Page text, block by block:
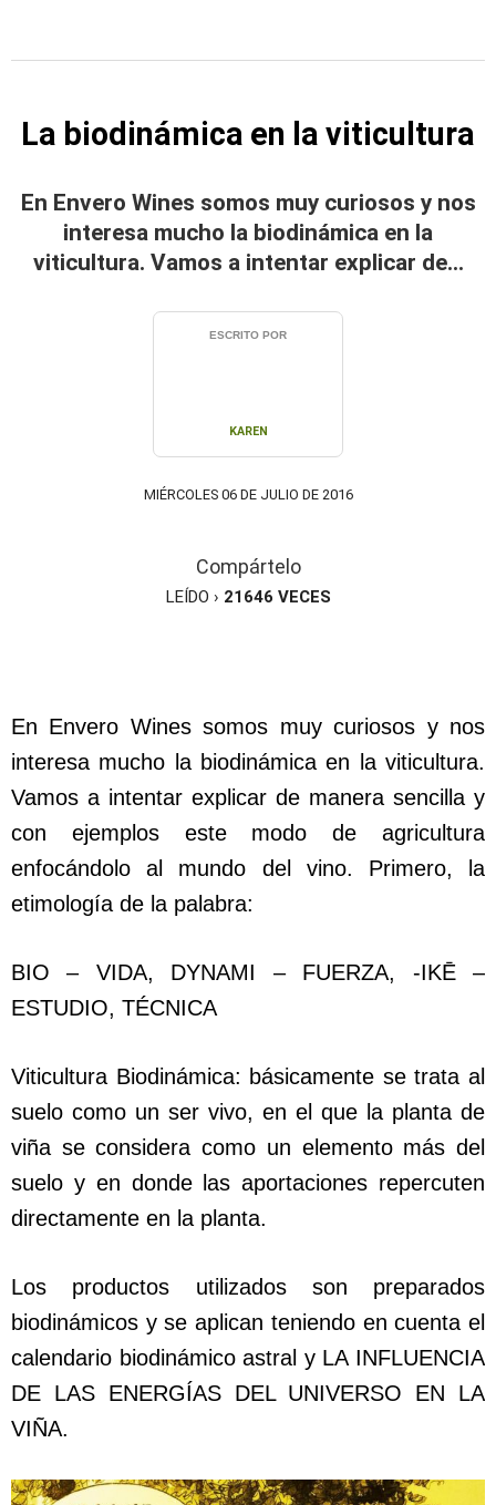
La biodinámica en la viticultura
En Envero Wines somos muy curiosos y nos
interesa mucho la biodinámica en la
viticultura. Vamos a intentar explicar de...
ESCRITO POR
KAREN
MIÉRCOLES 06 DE JULIO DE 2016
Compártelo
LEÍDO › 21646 VECES
En Envero Wines somos muy curiosos y nos
interesa mucho la biodinámica en la viticultura.
Vamos a intentar explicar de manera sencilla y
con ejemplos este modo de agricultura
enfocándolo al mundo del vino. Primero, la
etimología de la palabra:
BIO – VIDA, DYNAMI – FUERZA, -IKĒ –
ESTUDIO, TÉCNICA
Viticultura Biodinámica: básicamente se trata al
suelo como un ser vivo, en el que la planta de
viña se considera como un elemento más del
suelo y en donde las aportaciones repercuten
directamente en la planta.
Los productos utilizados son preparados
biodinámicos y se aplican teniendo en cuenta el
calendario biodinámico astral y LA INFLUENCIA
DE LAS ENERGÍAS DEL UNIVERSO EN LA
VIÑA.